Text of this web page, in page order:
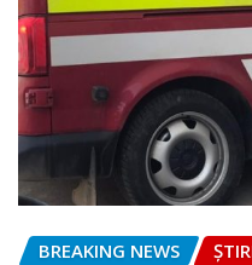
BREAKING NEWS